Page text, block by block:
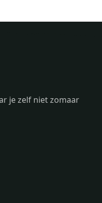
je zelf niet zomaar